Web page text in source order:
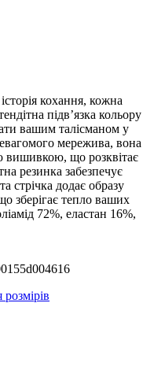
кохання, кожна
підв’язка кольору
вашим талісманом у
мережива, вона
вишивкою, що розквітає
резинка забезпечує
стрічка додає образу
зберігає тепло ваших
72%, еластан 16%,